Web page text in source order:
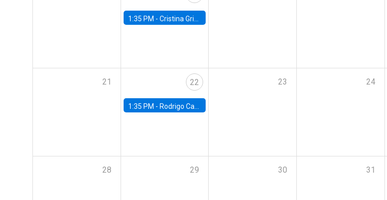
1:35 PM - Cristina Griffa, Universidad de Chile
21 22
1:35 PM - Rodrigo Caputo, Usach
23 24
28 29 30 31